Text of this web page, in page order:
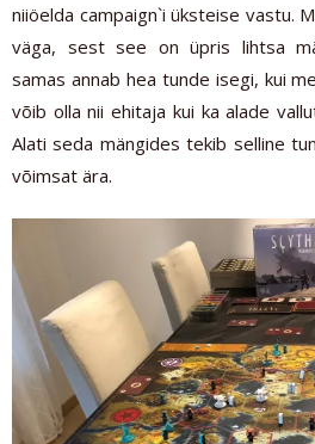
niiöelda campaign`i üksteise vastu.
väga, sest see on üpris lihtsa
samas annab hea tunde isegi, kui
võib olla nii ehitaja kui ka alade
Alati seda mängides tekib selline
võimsat ära.